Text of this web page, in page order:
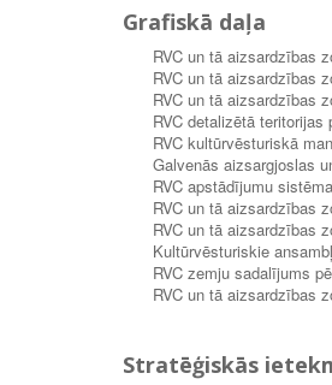
Grafiskā daļa
RVC un tā aizsardzības
RVC un tā aizsardzības
RVC un tā aizsardzības
RVC detalizētā
RVC kultūrvēsturiskā
Galvenās aizsargjoslas
RVC apstādījumu
RVC un tā aizsardzības
RVC un tā aizsardzības
Kultūrvēsturiskie
RVC zemju sadalījums
RVC un tā aizsardzības
Stratēģiskās